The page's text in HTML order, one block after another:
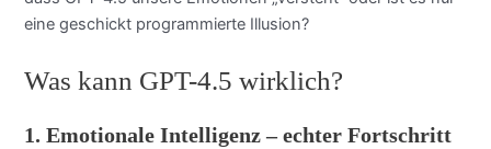
eine geschickt programmierte Illusion?
Was kann GPT-4.5 wirklich?
1.Emotionale Intelligenz – echter Fortschritt